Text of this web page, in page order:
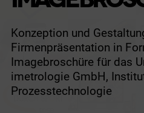
Konzeption und
Firmenpräsentation in
Imagebroschüre für das
imetrologie GmbH,
Prozesstechnologie